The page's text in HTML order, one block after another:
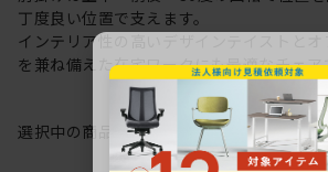
丁度良い位置で支えます。
インテリア性の高いデザインテイストと
を兼ね備えた在宅ワークにも最適なチェア
選択中の商品情報保証 注意事項